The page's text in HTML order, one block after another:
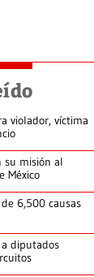
violador, víctima
su misión al
México
6,500 causas
diputados